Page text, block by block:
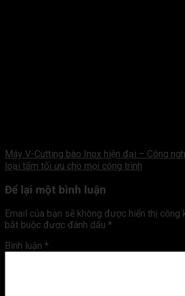
Máy V-Cutting bào Inox hiện đại – Công
loại tấm tối ưu cho mọi công trình
Để lại một bình luận
Email của bạn sẽ không được hiển thị công
bắt buộc được đánh dấu *
Bình luận *